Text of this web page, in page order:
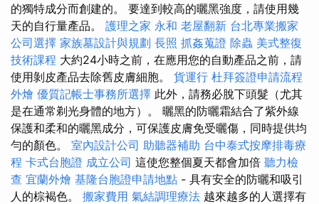
的獨特成分而創建的。 要達到較高的曬黑強度，請使用幾
天的自行量產品。 護理之家 永和 老屋翻新 台北專業搬家
公司選擇 家族墓設計與規劃 長照 抓姦蒐證 除蟲 美式整復
技術課程 大約24小時之前，在應用您的自動產品之前，請
使用剝皮產品去除舊皮膚細胞。 貨運行 杜拜簽證申請流程
外燴 優質記帳士事務所選擇 此外，請務必脫下頭髮（尤其
是在通常剃光身體的地方）。 曬黑的防曬霜結合了紫外線
保護和柔和的曬黑成分，可保護皮膚免受曬傷，同時提供均
勻的顏色。 室內設計公司 助聽器補助 台中泰式按摩排毒療
程 卡式台胞證 成立公司 這使您整個夏天都會加倍 聽力檢
查 宜蘭外燴 基隆台胞證申請地點 - 具有安全的防曬和吸引
人的棕褐色。 搬家費用 氣結調理療法 越來越多的人選擇有